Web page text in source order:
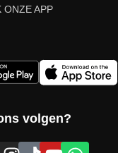
ONZE APP
volgen?